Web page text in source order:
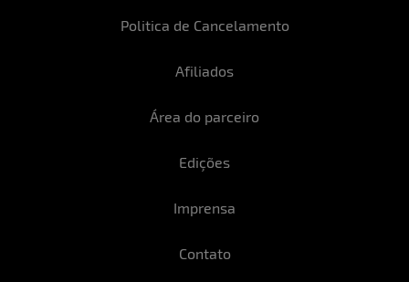
Politica de Cancelamento
Afiliados
Área do parceiro
Edições
Imprensa
Contato